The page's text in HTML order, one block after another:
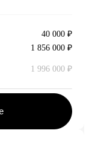
40 000 ₽
1 856 000 ₽
1 996 000 ₽